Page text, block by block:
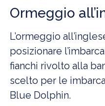
Ormeggio
L’ormeggio
posizionare
fianchi rivolto alla
scelto per le
Blue Dolphin.